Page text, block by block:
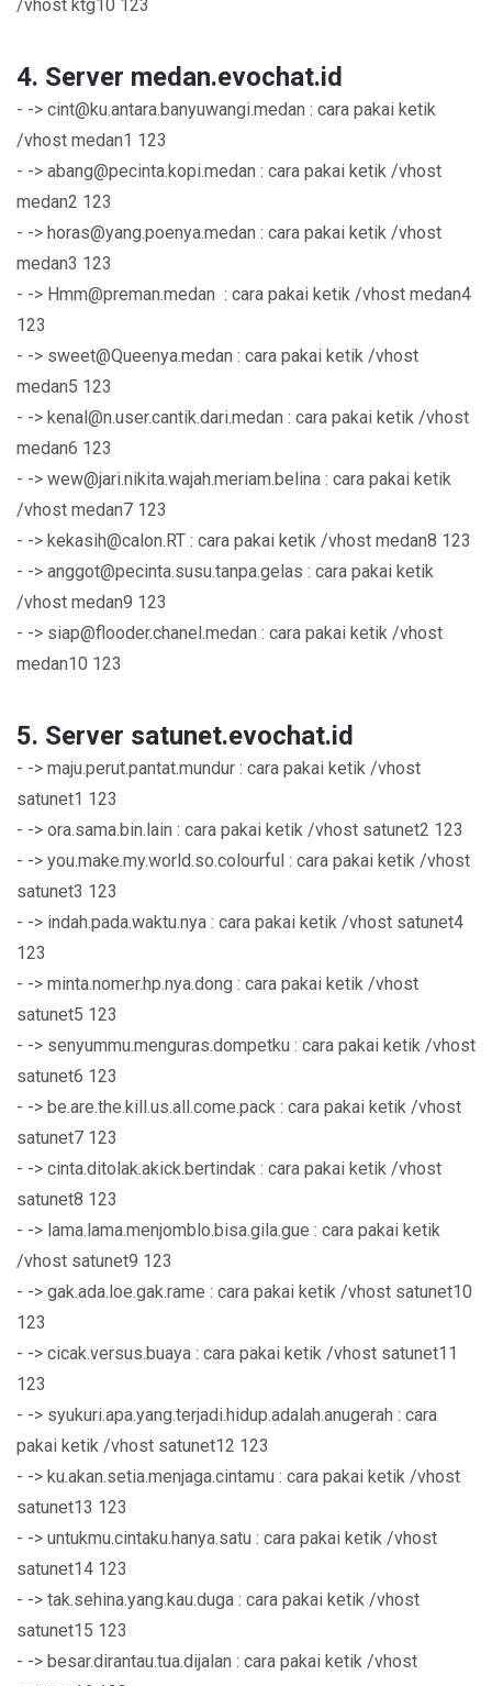
/vhost ktg10 123
4. Server medan.evochat.id
- -> cint@ku.antara.banyuwangi.medan : cara pakai ketik
/vhost medan1 123
- -> abang@pecinta.kopi.medan : cara pakai ketik /vhost
medan2 123
- -> horas@yang.poenya.medan : cara pakai ketik /vhost
medan3 123
- -> Hmm@preman.medan : cara pakai ketik /vhost medan4
123
- -> sweet@Queenya.medan : cara pakai ketik /vhost
medan5 123
- -> kenal@n.user.cantik.dari.medan : cara pakai ketik /vhost
medan6 123
- -> wew@jari.nikita.wajah.meriam.belina : cara pakai ketik
/vhost medan7 123
- -> kekasih@calon.RT : cara pakai ketik /vhost medan8 123
- -> anggot@pecinta.susu.tanpa.gelas : cara pakai ketik
/vhost medan9 123
- -> siap@flooder.chanel.medan : cara pakai ketik /vhost
medan10 123
5. Server satunet.evochat.id
- -> maju.perut.pantat.mundur : cara pakai ketik /vhost
satunet1 123
- -> ora.sama.bin.lain : cara pakai ketik /vhost satunet2 123
- -> you.make.my.world.so.colourful : cara pakai ketik /vhost
satunet3 123
- -> indah.pada.waktu.nya : cara pakai ketik /vhost satunet4
123
- -> minta.nomer.hp.nya.dong : cara pakai ketik /vhost
satunet5 123
- -> senyummu.menguras.dompetku : cara pakai ketik /vhost
satunet6 123
- -> be.are.the.kill.us.all.come.pack : cara pakai ketik /vhost
satunet7 123
- -> cinta.ditolak.akick.bertindak : cara pakai ketik /vhost
satunet8 123
- -> lama.lama.menjomblo.bisa.gila.gue : cara pakai ketik
/vhost satunet9 123
- -> gak.ada.loe.gak.rame : cara pakai ketik /vhost satunet10
123
- -> cicak.versus.buaya : cara pakai ketik /vhost satunet11
123
- -> syukuri.apa.yang.terjadi.hidup.adalah.anugerah : cara
pakai ketik /vhost satunet12 123
- -> ku.akan.setia.menjaga.cintamu : cara pakai ketik /vhost
satunet13 123
- -> untukmu.cintaku.hanya.satu : cara pakai ketik /vhost
satunet14 123
- -> tak.sehina.yang.kau.duga : cara pakai ketik /vhost
satunet15 123
- -> besar.dirantau.tua.dijalan : cara pakai ketik /vhost